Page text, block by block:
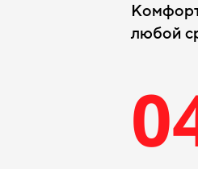
любой